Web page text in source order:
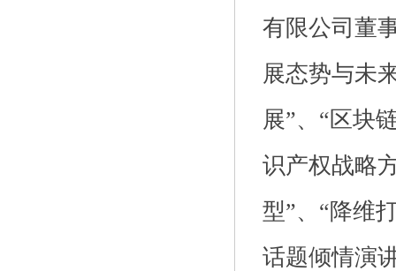
有限公司董
展态势与未
展”、“区块
识产权战略
型”、“降维
话题倾情演